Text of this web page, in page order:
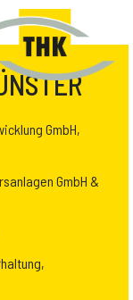
GmbH,
GmbH &